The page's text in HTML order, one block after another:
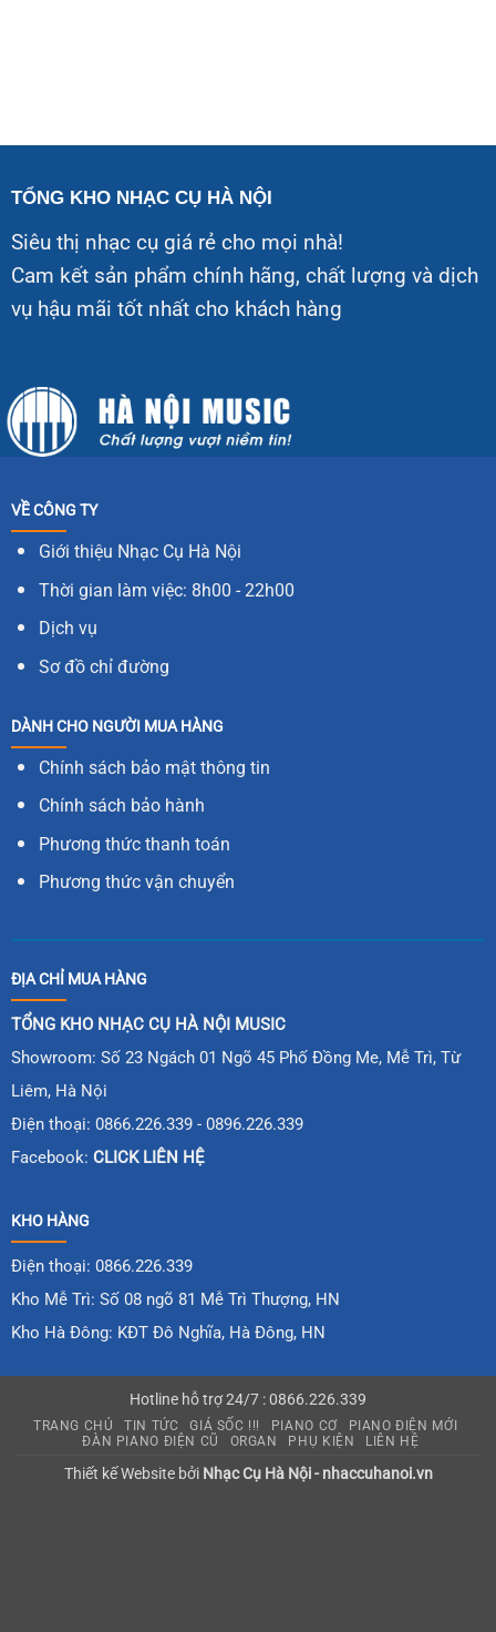
TỔNG KHO NHẠC CỤ HÀ NỘI
Siêu thị nhạc cụ giá rẻ cho mọi nhà!
Cam kết sản phẩm chính hãng, chất lượng và dịch
vụ hậu mãi tốt nhất cho khách hàng
VỀ CÔNG TY
Giới thiệu Nhạc Cụ Hà Nội
Thời gian làm việc: 8h00 - 22h00
Dịch vụ
Sơ đồ chỉ đường
DÀNH CHO NGƯỜI MUA HÀNG
Chính sách bảo mật thông tin
Chính sách bảo hành
Phương thức thanh toán
Phương thức vận chuyển
ĐỊA CHỈ MUA HÀNG
TỔNG KHO NHẠC CỤ HÀ NỘI MUSIC
Showroom: Số 23 Ngách 01 Ngõ 45 Phố Đồng Me, Mễ Trì, Từ
Liêm, Hà Nội
Điện thoại: 0866.226.339 - 0896.226.339
Facebook: CLICK LIÊN HỆ
KHO HÀNG
Điện thoại: 0866.226.339
Kho Mễ Trì: Số 08 ngõ 81 Mễ Trì Thượng, HN
Kho Hà Đông: KĐT Đô Nghĩa, Hà Đông, HN
Hotline hỗ trợ 24/7 : 0866.226.339
TRANG CHỦ TIN TỨC GIÁ SỐC !!! PIANO CƠ
PIANO ĐIỆN MỚI
ĐÀN PIANO ĐIỆN CŨ
ORGAN PHỤ KIỆN LIÊN HỆ
Thiết kế Website bởi Nhạc Cụ Hà Nội - nhaccuhanoi.vn